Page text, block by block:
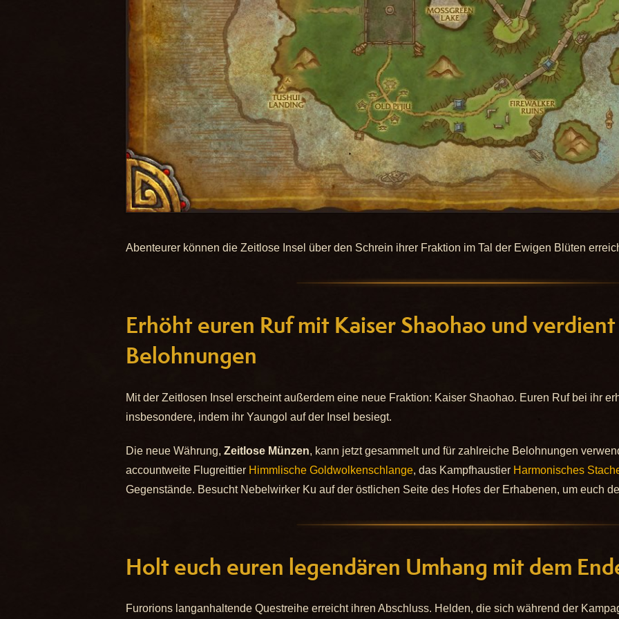
Abenteurer können die Zeitlose Insel über den Schrein ihrer Fraktion im Tal der Ewigen Blüten
Erhöht euren Ruf mit Kaiser Shaohao und
Belohnungen
Mit der Zeitlosen Insel erscheint außerdem eine neue Fraktion: Kaiser Shaohao. Euren Ruf bei ihr
insbesondere, indem ihr Yaungol auf der Insel besiegt.
Die neue Währung, Zeitlose Münzen, kann jetzt gesammelt und für zahlreiche Belohnungen
accountweite Flugreittier Himmlische Goldwolkenschlange, das Kampfhaustier Harmonisches
Gegenstände. Besucht Nebelwirker Ku auf der östlichen Seite des Hofes der Erhabenen, um euch
Holt euch euren legendären Umhang mit dem
Furorions langanhaltende Questreihe erreicht ihren Abschluss. Helden, die sich während der